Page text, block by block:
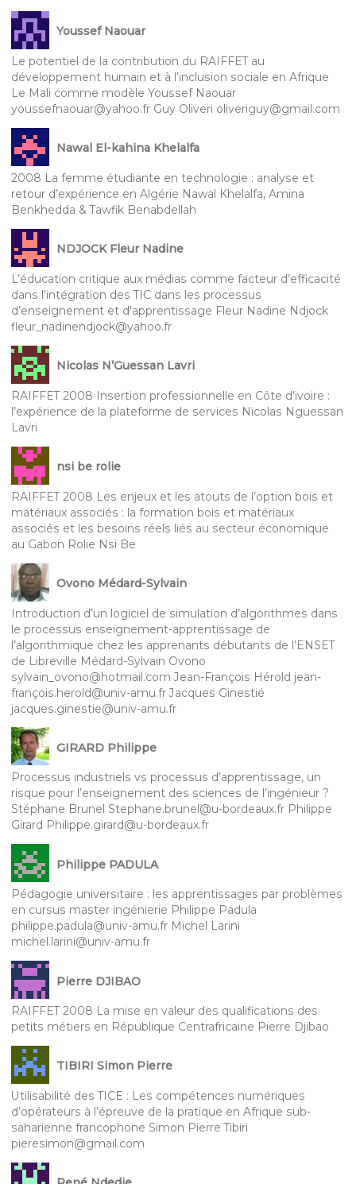
Youssef Naouar
Le potentiel de la contribution du RAIFFET au
développement humain et à l’inclusion sociale en Afrique
Le Mali comme modèle Youssef Naouar
youssefnaouar@yahoo.fr Guy Oliveri oliveriguy@gmail.com
Nawal El-kahina Khelalfa
2008 La femme étudiante en technologie : analyse et
retour d’expérience en Algérie Nawal Khelalfa, Amina
Benkhedda & Tawfik Benabdellah
NDJOCK Fleur Nadine
L’éducation critique aux médias comme facteur d’efficacité
dans l’intégration des TIC dans les processus
d’enseignement et d’apprentissage Fleur Nadine Ndjock
fleur_nadinendjock@yahoo.fr
Nicolas N’Guessan Lavri
RAIFFET 2008 Insertion professionnelle en Côte d’ivoire :
l’expérience de la plateforme de services Nicolas Nguessan
Lavri
nsi be rolie
RAIFFET 2008 Les enjeux et les atouts de l’option bois et
matériaux associés : la formation bois et matériaux
associés et les besoins réels liés au secteur économique
au Gabon Rolie Nsi Be
Ovono Médard-Sylvain
Introduction d’un logiciel de simulation d’algorithmes dans
le processus enseignement-apprentissage de
l’algorithmique chez les apprenants débutants de l’ENSET
de Libreville Médard-Sylvain Ovono
sylvain_ovono@hotmail.com Jean-François Hérold jean-
françois.herold@univ-amu.fr Jacques Ginestié
jacques.ginestie@univ-amu.fr
GIRARD Philippe
Processus industriels vs processus d’apprentissage, un
risque pour l’enseignement des sciences de l’ingénieur ?
Stéphane Brunel Stephane.brunel@u-bordeaux.fr Philippe
Girard Philippe.girard@u-bordeaux.fr
Philippe PADULA
Pédagogie universitaire : les apprentissages par problèmes
en cursus master ingénierie Philippe Padula
philippe.padula@univ-amu.fr Michel Larini
michel.larini@univ-amu.fr
Pierre DJIBAO
RAIFFET 2008 La mise en valeur des qualifications des
petits métiers en République Centrafricaine Pierre Djibao
TIBIRI Simon Pierre
Utilisabilité des TICE : Les compétences numériques
d’opérateurs à l’épreuve de la pratique en Afrique sub-
saharienne francophone Simon Pierre Tibiri
pieresimon@gmail.com